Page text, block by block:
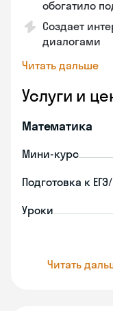
обогатило
Создает
диалогами
Читать дальше
Услуги и
Математика
Мини-курс
Подготовка к
Уроки
Читать